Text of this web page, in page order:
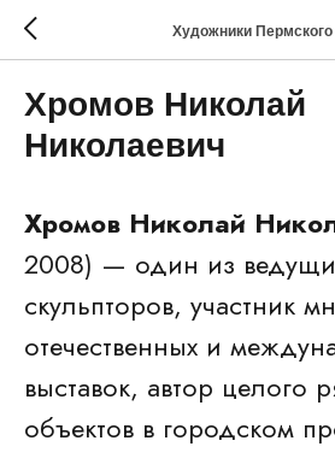
Художники Пермского
Хромов Николай
Николаевич
Хромов Николай
2008) — один из
скульпторов, участник
отечественных и
выставок, автор целого
объектов в городском